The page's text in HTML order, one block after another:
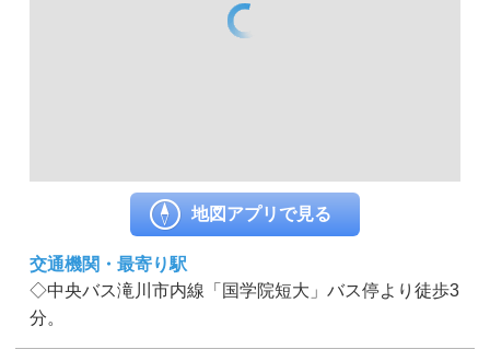
地図アプリで見る
交通機関・最寄り駅
◇中央バス滝川市内線「国学院短大」バス停より徒歩3
分。